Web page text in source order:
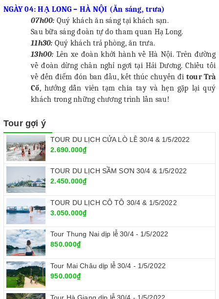
NGÀY 04: HẠ LONG – HÀ NỘI (Ăn sáng, trưa)
07h00: Quý khách ăn sáng tại khách sạn.
Sau bữa sáng đoàn tự do tham quan Hạ Long.
11h30: Quý khách trả phòng, ăn trưa.
13h00: Lên xe đoàn khởi hành về Hà Nội. Trên đường
về đoàn dừng chân nghỉ ngơi tại Hải Dương. Chiều tối
về đến điểm đón ban đầu, kết thúc chuyến đi tour Trà
Cổ, hướng dẫn viên tạm chia tay và hẹn gặp lại quý
khách trong những chương trình lần sau!
Tour gợi ý
TOUR DU LỊCH CỬA LÒ LỄ 30/4 & 1/5/2022
2.690.000₫
TOUR DU LỊCH SẦM SƠN 30/4 & 1/5/2022
2.450.000₫
TOUR DU LỊCH CÔ TÔ 30/4 & 1/5/2022
3.050.000₫
Tour Thung Nai dịp lễ 30/4 - 1/5/2022
850.000₫
Tour Mai Châu dịp lễ 30/4 - 1/5/2022
950.000₫
Tour Hà Giang dịp lễ 30/4 - 1/5/2022